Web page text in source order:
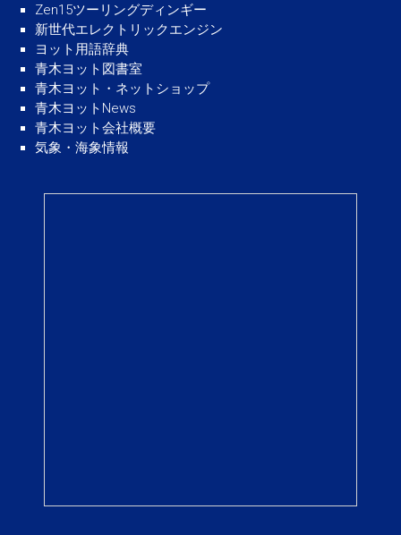
Zen15ツーリングディンギー
新世代エレクトリックエンジン
ヨット用語辞典
青木ヨット図書室
青木ヨット・ネットショップ
青木ヨットNews
青木ヨット会社概要
気象・海象情報